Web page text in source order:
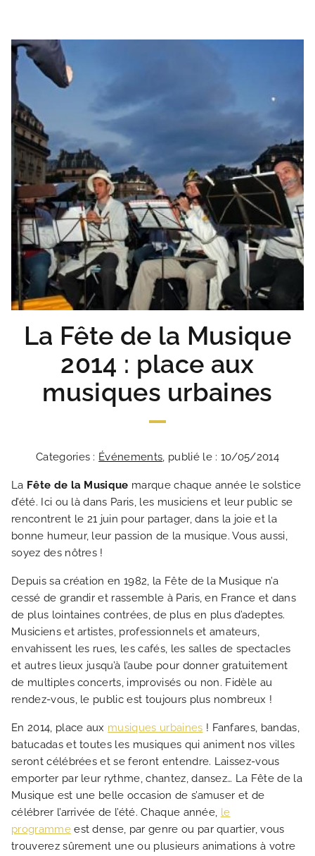
ACCUEIL
HOTEL ET SERVICES
NOS CHAMBRES
OFFRES EXCLUSIVES
NOS ENGAGEMENTS
GALERIE PHOTOS
SITUATION
La Fête de la Musique
2014 : place aux
musiques urbaines
Categories : Événements, publié le : 10/05/2014
La Fête de la Musique marque chaque année le solstice
d’été. Ici ou là dans Paris, les musiciens et leur public se
rencontrent le 21 juin pour partager, dans la joie et la
bonne humeur, leur passion de la musique. Vous aussi,
soyez des nôtres !
Depuis sa création en 1982, la Fête de la Musique n’a
cessé de grandir et rassemble à Paris, en France et dans
de plus lointaines contrées, de plus en plus d’adeptes.
Musiciens et artistes, professionnels et amateurs,
envahissent les rues, les cafés, les salles de spectacles
et autres lieux jusqu’à l’aube pour donner gratuitement
de multiples concerts, improvisés ou non. Fidèle au
rendez-vous, le public est toujours plus nombreux !
En 2014, place aux musiques urbaines ! Fanfares, bandas,
batucadas et toutes les musiques qui animent nos villes
seront célébrées et se feront entendre. Laissez-vous
emporter par leur rythme, chantez, dansez… La Fête de la
Musique est une belle occasion de s’amuser et de
célébrer l’arrivée de l’été. Chaque année, le
programmeest dense, par genre ou par quartier, vous
trouverez sûrement une ou plusieurs animations à votre